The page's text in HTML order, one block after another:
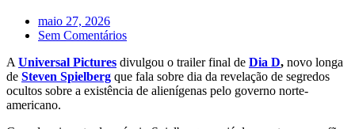
maio 27, 2026
Sem Comentários
A Universal Pictures divulgou o trailer final de Dia D, novo longa
de Steven Spielberg que fala sobre dia da revelação de segredos
ocultos sobre a existência de alienígenas pelo governo norte-
americano.